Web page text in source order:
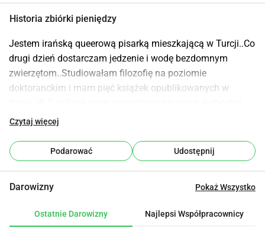
Historia zbiórki pieniędzy
Jestem irańską queerową pisarką mieszkającą w Turcji..Co
drugi dzień dostarczam jedzenie i wodę bezdomnym
zwierzętom..Studiowałam filozofię na poziomie
doktoranckim i mam pięć książek opublikowanych w
uczę filozofii od kilku lat, nigdy nie miałam finansowego
świadomości o kwestiach społecznych i etycznych,
problemach środowiskowych oraz ochronie zwierząt i
lepszym miejscem, byłabym Ci głęboko wdzięczna..
Czytaj więcej
Podarować Udostępnij
Darowizny Pokaż Wszystko
Ostatnie Darowizny Najlepsi Współpracownicy